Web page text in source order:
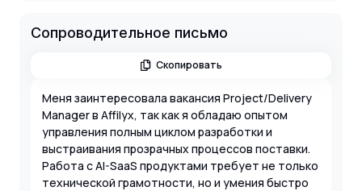
Сопроводительное письмо
Скопировать
Меня заинтересовала вакансия Project/Delivery
Manager в Affilyx, так как я обладаю опытом
управления полным циклом разработки и
выстраивания прозрачных процессов поставки.
Работа с AI-SaaS продуктами требует не только
технической грамотности, но и умения быстро